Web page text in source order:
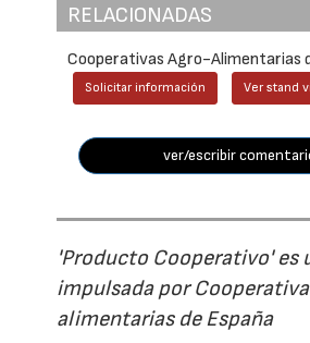
RELACIONADAS
Cooperativas Agro-Alimentarias
Solicitar información Ver stand
ver/escribir
'Producto Cooperativo' es
impulsada por
alimentarias de España